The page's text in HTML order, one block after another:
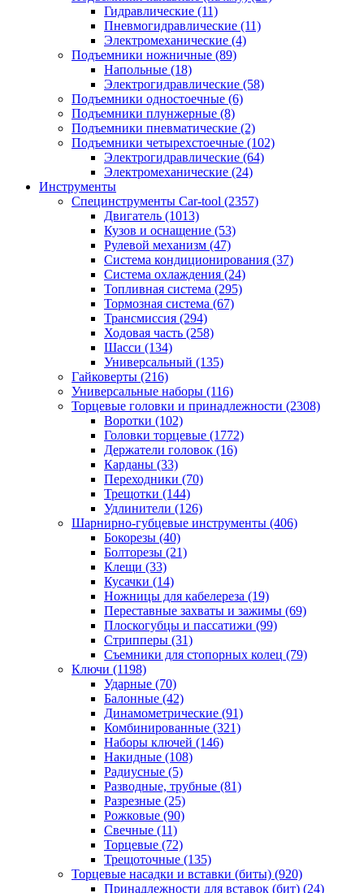
Гидравлические (11)
Пневмогидравлические (11)
Электромеханические (4)
Подъемники ножничные (89)
Напольные (18)
Электрогидравлические (58)
Подъемники одностоечные (6)
Подъемники плунжерные (8)
Подъемники пневматические (2)
Подъемники четырехстоечные (102)
Электрогидравлические (64)
Электромеханические (24)
Инструменты
Специнструменты Car-tool (2357)
Двигатель (1013)
Кузов и оснащение (53)
Рулевой механизм (47)
Система кондиционирования (37)
Система охлаждения (24)
Топливная система (295)
Тормозная система (67)
Трансмиссия (294)
Ходовая часть (258)
Шасси (134)
Универсальный (135)
Гайковерты (216)
Универсальные наборы (116)
Торцевые головки и принадлежности (2308)
Воротки (102)
Головки торцевые (1772)
Держатели головок (16)
Карданы (33)
Переходники (70)
Трещотки (144)
Удлинители (126)
Шарнирно-губцевые инструменты (406)
Бокорезы (40)
Болторезы (21)
Клещи (33)
Кусачки (14)
Ножницы для кабелереза (19)
Переставные захваты и зажимы (69)
Плоскогубцы и пассатижи (99)
Стрипперы (31)
Съемники для стопорных колец (79)
Ключи (1198)
Ударные (70)
Балонные (42)
Динамометрические (91)
Комбинированные (321)
Наборы ключей (146)
Накидные (108)
Радиусные (5)
Разводные, трубные (81)
Разрезные (25)
Рожковые (90)
Свечные (11)
Торцевые (72)
Трещоточные (135)
Торцевые насадки и вставки (биты) (920)
Принадлежности для вставок (бит) (24)